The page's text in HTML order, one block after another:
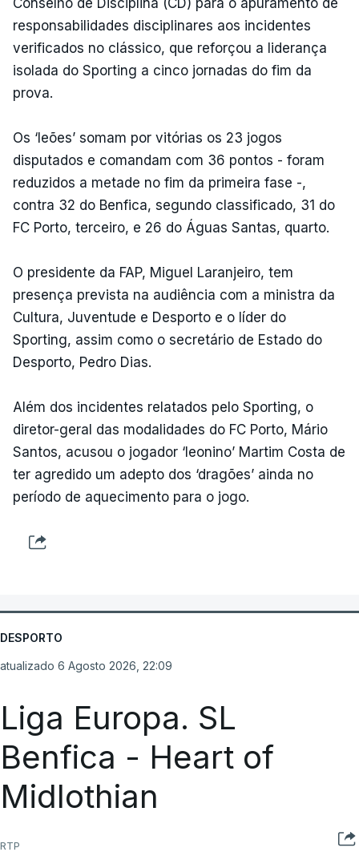
responsabilidades disciplinares aos incidentes
verificados no clássico, que reforçou a liderança
isolada do Sporting a cinco jornadas do fim da
prova.
Os ‘leões’ somam por vitórias os 23 jogos
disputados e comandam com 36 pontos - foram
reduzidos a metade no fim da primeira fase -,
contra 32 do Benfica, segundo classificado, 31 do
FC Porto, terceiro, e 26 do Águas Santas, quarto.
O presidente da FAP, Miguel Laranjeiro, tem
presença prevista na audiência com a ministra da
Cultura, Juventude e Desporto e o líder do
Sporting, assim como o secretário de Estado do
Desporto, Pedro Dias.
Além dos incidentes relatados pelo Sporting, o
diretor-geral das modalidades do FC Porto, Mário
Santos, acusou o jogador ‘leonino’ Martim Costa de
ter agredido um adepto dos ‘dragões’ ainda no
período de aquecimento para o jogo.
DESPORTO
atualizado 6 Agosto 2026, 22:09
Liga Europa. SL
Benfica - Heart of
Midlothian
RTP